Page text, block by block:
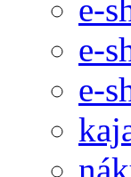
e-
e-
e-